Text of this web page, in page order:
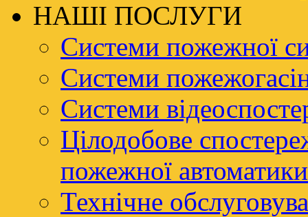
НАШІ ПОСЛУГИ
Системи пожежної
Системи
Системи
Цілодобове
пожежної автоматики
Технічне